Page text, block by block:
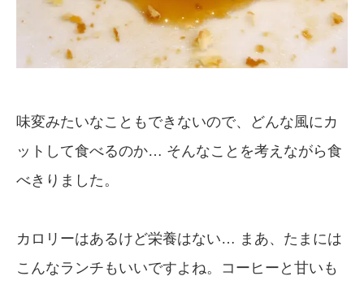
味変みたいなこともできないので、どんな風にカ
ットして食べるのか… そんなことを考えながら食
べきりました。
カロリーはあるけど栄養はない… まあ、たまには
こんなランチもいいですよね。コーヒーと甘いも